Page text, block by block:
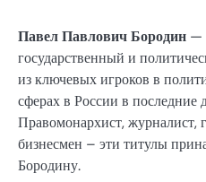
Павел Павлович Бородин —
государственный и
из ключевых игроков в
сферах в России в последние
Правомонархист, журналист,
бизнесмен – эти титулы
Бородину.